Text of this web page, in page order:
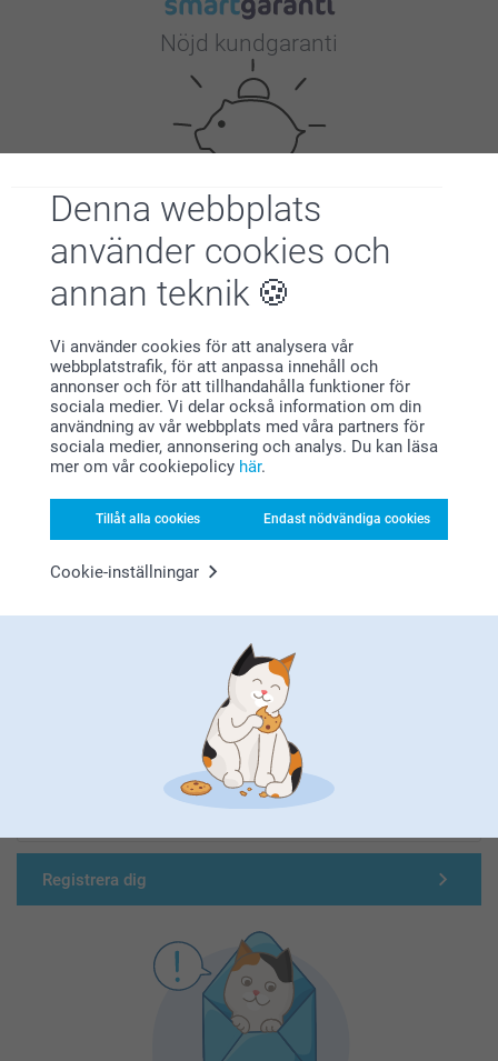
Denna webbplats
använder cookies och
annan teknik
Vi använder cookies för att analysera vår
webbplatstrafik, för att anpassa innehåll och
annonser och för att tillhandahålla funktioner för
sociala medier. Vi delar också information om din
användning av vår webbplats med våra partners för
sociala medier, annonsering och analys. Du kan läsa
mer om vår cookiepolicy här.
Tillåt alla cookies Endast nödvändiga cookies
Cookie-inställningar
Nöjd kundgaranti
Bonus på alla dina köp
Letar du efter inspiration?
Registrera dig till vårt nyhetsbrev
Ange din e-postadress här
Registrera dig